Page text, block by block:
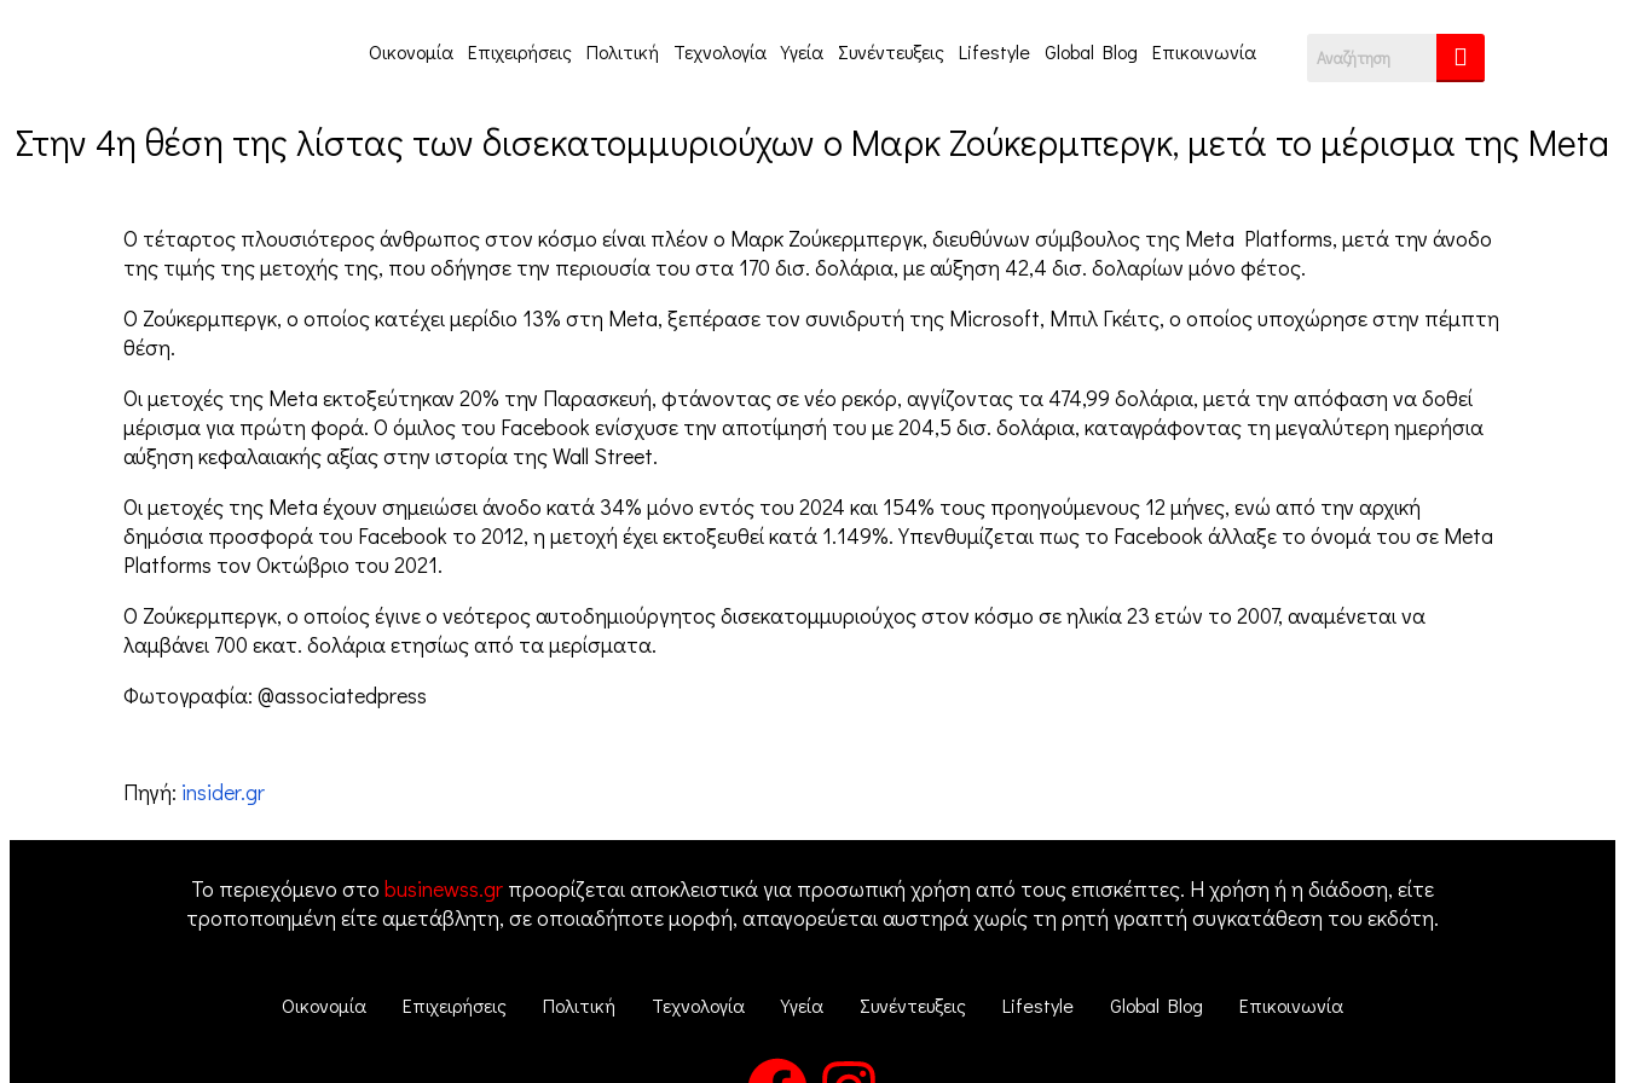
Οικονομία Επιχειρήσεις Πολιτική Τεχνολογία Υγεία Συνέντευξεις Lifestyle Global Blog Επικοινωνία
Στην 4η θέση της λίστας των δισεκατομμυριούχων ο Μαρκ Ζούκερμπεργκ, μετά το μέρισμα της Meta
O τέταρτος πλουσιότερος άνθρωπος στον κόσμο είναι πλέον ο Μαρκ Ζούκερμπεργκ, διευθύνων σύμβουλος της Meta Platforms, μετά την άνοδο
της τιμής της μετοχής της, που οδήγησε την περιουσία του στα 170 δισ. δολάρια, με αύξηση 42,4 δισ. δολαρίων μόνο φέτος.
Ο Ζούκερμπεργκ, ο οποίος κατέχει μερίδιο 13% στη Meta, ξεπέρασε τον συνιδρυτή της Microsoft, Μπιλ Γκέιτς, ο οποίος υποχώρησε στην πέμπτη
θέση.
Οι μετοχές της Meta εκτοξεύτηκαν 20% την Παρασκευή, φτάνοντας σε νέο ρεκόρ, αγγίζοντας τα 474,99 δολάρια, μετά την απόφαση να δοθεί
μέρισμα για πρώτη φορά. Ο όμιλος του Facebook ενίσχυσε την αποτίμησή του με 204,5 δισ. δολάρια, καταγράφοντας τη μεγαλύτερη ημερήσια
αύξηση κεφαλαιακής αξίας στην ιστορία της Wall Street.
Οι μετοχές της Meta έχουν σημειώσει άνοδο κατά 34% μόνο εντός του 2024 και 154% τους προηγούμενους 12 μήνες, ενώ από την αρχική
δημόσια προσφορά του Facebook το 2012, η μετοχή έχει εκτοξευθεί κατά 1.149%. Υπενθυμίζεται πως το Facebook άλλαξε το όνομά του σε Meta
Platforms τον Οκτώβριο του 2021.
Ο Ζούκερμπεργκ, ο οποίος έγινε ο νεότερος αυτοδημιούργητος δισεκατομμυριούχος στον κόσμο σε ηλικία 23 ετών το 2007, αναμένεται να
λαμβάνει 700 εκατ. δολάρια ετησίως από τα μερίσματα.
Φωτογραφία: @associatedpress
Πηγή: insider.gr
Το περιεχόμενο στο businewss.gr προορίζεται αποκλειστικά για προσωπική χρήση από τους επισκέπτες. Η χρήση ή η διάδοση, είτε
τροποποιημένη είτε αμετάβλητη, σε οποιαδήποτε μορφή, απαγορεύεται αυστηρά χωρίς τη ρητή γραπτή συγκατάθεση του εκδότη.
Οικονομία Επιχειρήσεις Πολιτική Τεχνολογία Υγεία Συνέντευξεις Lifestyle Global Blog Επικοινωνία